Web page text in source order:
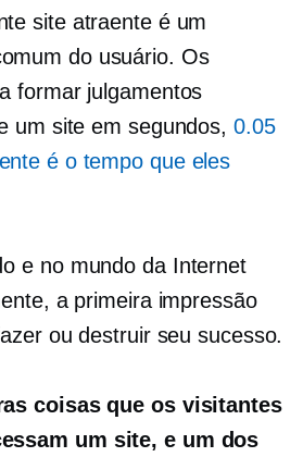
site atraente é um
do usuário. Os
formar julgamentos
um site em segundos, 0.05
é o tempo que eles
e no mundo da Internet
a primeira impressão
ou destruir seu sucesso.
coisas que os visitantes
um site, e um dos